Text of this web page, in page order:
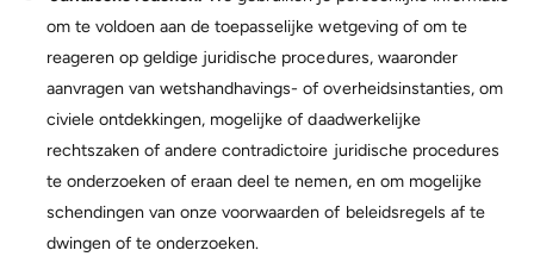
om te voldoen aan de toepasselijke wetgeving of om te
reageren op geldige juridische procedures, waaronder
aanvragen van wetshandhavings- of overheidsinstanties, om
civiele ontdekkingen, mogelijke of daadwerkelijke
rechtszaken of andere contradictoire juridische procedures
te onderzoeken of eraan deel te nemen, en om mogelijke
schendingen van onze voorwaarden of beleidsregels af te
dwingen of te onderzoeken.